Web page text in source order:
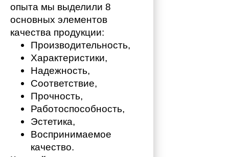
опыта мы выделили 8
основных элементов
качества продукции:
Производительность,
Характеристики,
Надежность,
Соответствие,
Прочность,
Работоспособность,
Эстетика,
Воспринимаемое
качество.